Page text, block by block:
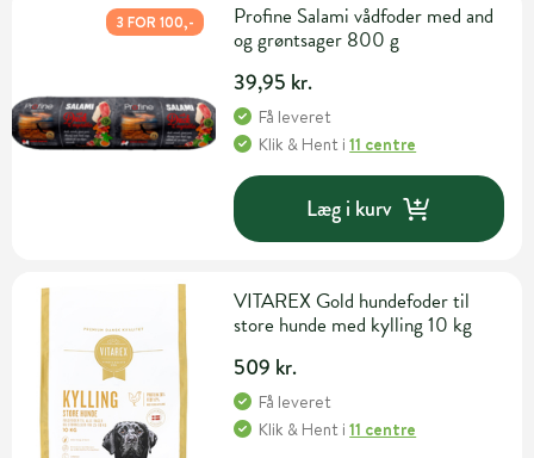
3 FOR 100,-
Profine Salami vådfoder med and
og grøntsager 800 g
39,95 kr.
Få leveret
Klik & Hent i11 centre
Læg i kurv
VITAREX Gold hundefoder til
store hunde med kylling 10 kg
509 kr.
Få leveret
Klik & Hent i11 centre